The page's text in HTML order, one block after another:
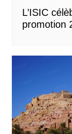
L’ISIC
promotion